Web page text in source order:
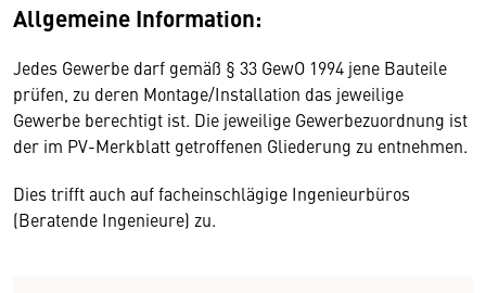
Allgemeine Information:
Jedes Gewerbe darf gemäß § 33 GewO 1994 jene Bauteile
prüfen, zu deren Montage/Installation das jeweilige
Gewerbe berechtigt ist. Die jeweilige Gewerbezuordnung ist
der im PV-Merkblatt getroffenen Gliederung zu entnehmen.
Dies trifft auch auf facheinschlägige Ingenieurbüros
(Beratende Ingenieure) zu.